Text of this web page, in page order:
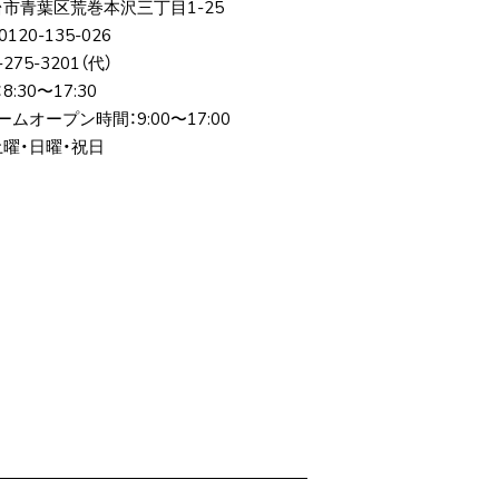
市⻘葉区荒巻本沢三丁⽬1-25
135-026
3201 （代）
8:30〜17:30
ムオープン時間：9:00〜17:00
・日曜・祝日